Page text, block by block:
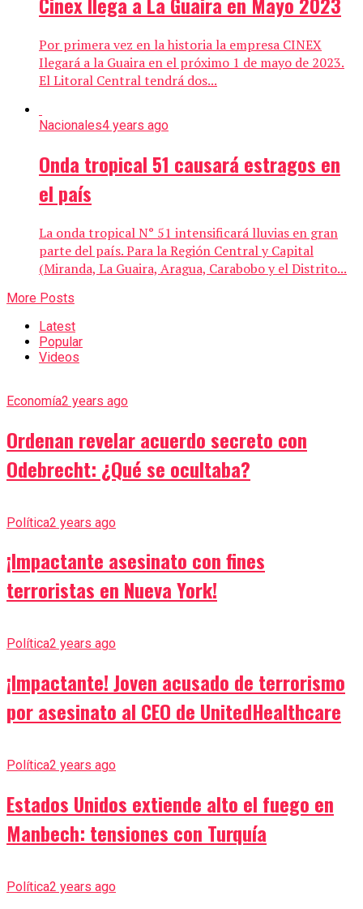
Por primera vez en la historia la empresa CINEX
Ilegará a la Guaira en el próximo 1 de mayo de 2023.
El Litoral Central tendrá dos...
Nacionales4 years ago
Onda tropical 51 causará estragos en
el país
La onda tropical N° 51 intensificará lluvias en gran
parte del país. Para la Región Central y Capital
(Miranda, La Guaira, Aragua, Carabobo y el Distrito...
More Posts
Latest
Popular
Videos
Economía2 years ago
Ordenan revelar acuerdo secreto con
Odebrecht: ¿Qué se ocultaba?
Política2 years ago
¡Impactante asesinato con fines
terroristas en Nueva York!
Política2 years ago
¡Impactante! Joven acusado de terrorismo
por asesinato al CEO de UnitedHealthcare
Política2 years ago
Estados Unidos extiende alto el fuego en
Manbech: tensiones con Turquía
Política2 years ago